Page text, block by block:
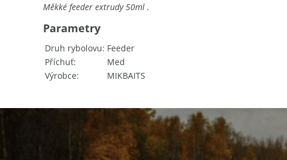
Měkké feeder extrudy 50ml .
Druh rybolovu Feeder
Příchuť
Med
Výrobce
MIKBAITS
Parametry